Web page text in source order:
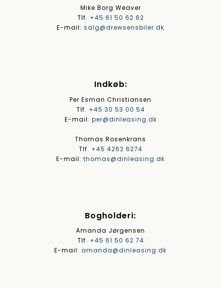
Mike Borg Weaver
Tlf. +45 61 50 62 62
E-mail: salg@drewsensbiler.dk
Indkøb:
Per Esman Christiansen
Tlf. +45 30 53 00 54
E-mail: per@dinleasing.dk
Thomas Rosenkrans
Tlf. +45 4262 6274
E-mail: thomas@dinleasing.dk
Bogholderi:
Amanda Jørgensen
Tlf. +45 61 50 62 74
E-mail: amanda@dinleasing.dk